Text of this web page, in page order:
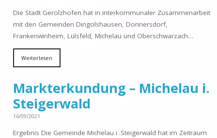
Die Stadt Gerolzhofen hat in interkommunaler Zusammenarbeit
mit den Gemeinden Dingolshausen, Donnersdorf,
Frankenwinheim, Lülsfeld, Michelau und Oberschwarzach…
Weiterlesen
Markterkundung – Michelau i.
Steigerwald
16/09/2021
Ergebnis Die Gemeinde Michelau i .Steigerwald hat im Zeitraum